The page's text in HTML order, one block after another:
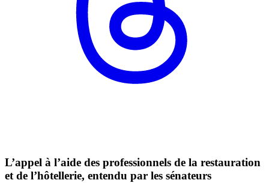
L’appel à l’aide des professionnels de la restauration
et de l’hôtellerie, entendu par les sénateurs